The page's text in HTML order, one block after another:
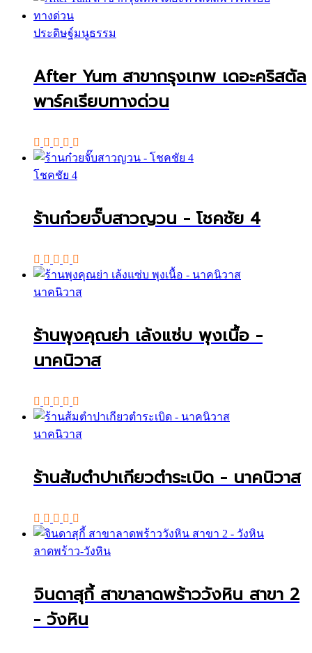
ประดิษฐ์มนูธรรม
After Yum สาขากรุงเทพ เดอะคริสตัล
พาร์คเรียบทางด่วน
โชคชัย 4
ร้านก๋วยจั๊บสาวญวน - โชคชัย 4
นาคนิวาส
ร้านพุงคุณย่า เล้งแซ่บ พุงเนื้อ -
นาคนิวาส
นาคนิวาส
ร้านส้มตำปาเกียวตำระเบิด - นาคนิวาส
ลาดพร้าว-วังหิน
จินดาสุกี้ สาขาลาดพร้าววังหิน สาขา 2
- วังหิน